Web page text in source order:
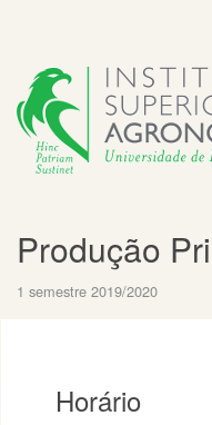
Produção
1 semestre 2019/2020
Horário